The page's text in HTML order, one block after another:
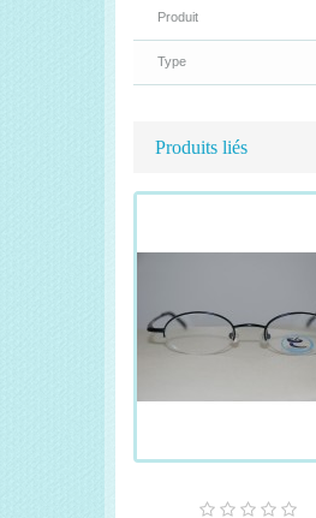
Produit
Type
Produits liés